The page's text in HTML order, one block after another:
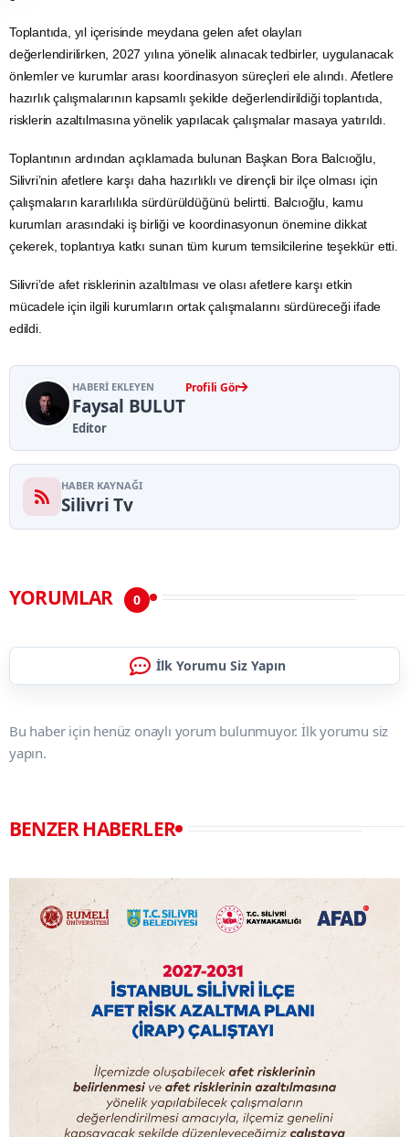
Toplantıda, yıl içerisinde meydana gelen afet olayları
değerlendirilirken, 2027 yılına yönelik alınacak tedbirler, uygulanacak
önlemler ve kurumlar arası koordinasyon süreçleri ele alındı. Afetlere
hazırlık çalışmalarının kapsamlı şekilde değerlendirildiği toplantıda,
risklerin azaltılmasına yönelik yapılacak çalışmalar masaya yatırıldı.
Toplantının ardından açıklamada bulunan Başkan Bora Balcıoğlu,
Silivri’nin afetlere karşı daha hazırlıklı ve dirençli bir ilçe olması için
çalışmaların kararlılıkla sürdürüldüğünü belirtti. Balcıoğlu, kamu
kurumları arasındaki iş birliği ve koordinasyonun önemine dikkat
çekerek, toplantıya katkı sunan tüm kurum temsilcilerine teşekkür etti.
Silivri’de afet risklerinin azaltılması ve olası afetlere karşı etkin
mücadele için ilgili kurumların ortak çalışmalarını sürdüreceği ifade
edildi.
HABERI EKLEYEN
Faysal BULUT
Editor
Profili Gör
HABER KAYNAĞI
Silivri Tv
YORUMLAR 0
İlk Yorumu Siz Yapın
Bu haber için henüz onaylı yorum bulunmuyor. İlk yorumu siz
yapın.
BENZER HABERLER